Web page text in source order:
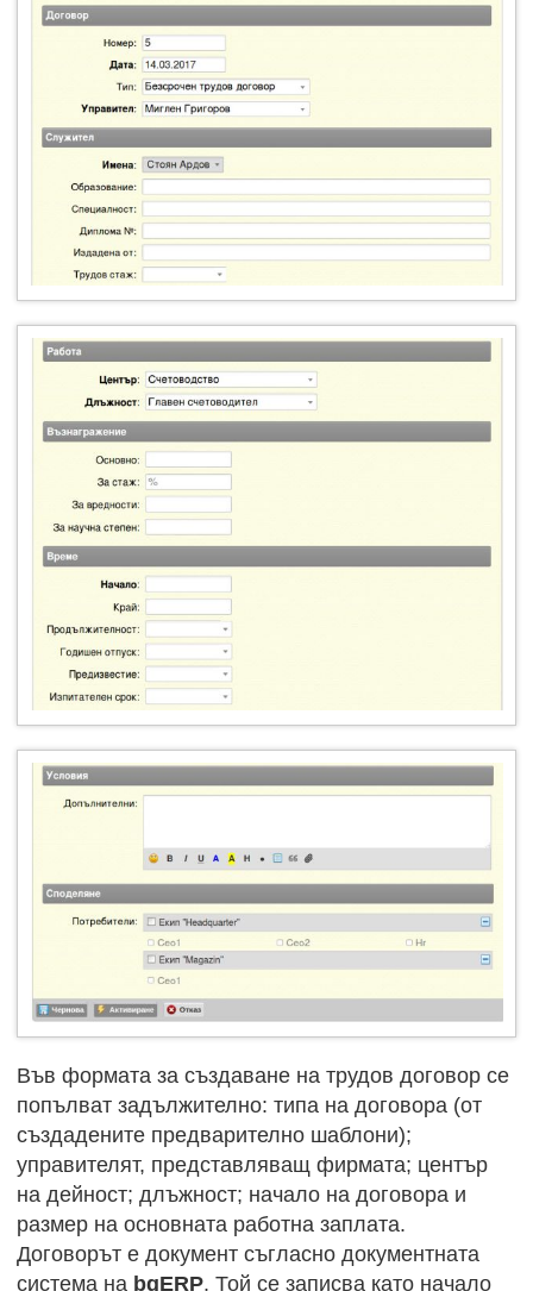
Във формата за създаване на трудов договор се
попълват задължително: типа на договора (от
създадените предварително шаблони);
управителят, представляващ фирмата; център
на дейност; длъжност; начало на договора и
размер на основната работна заплата.
Договорът е документ съгласно документната
система на bgERP. Той се записва като начало